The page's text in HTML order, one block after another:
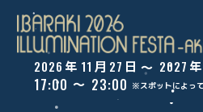
2026 年 11 月27 日 〜 2027 年
17:00 〜 23:00 ※スポットによって